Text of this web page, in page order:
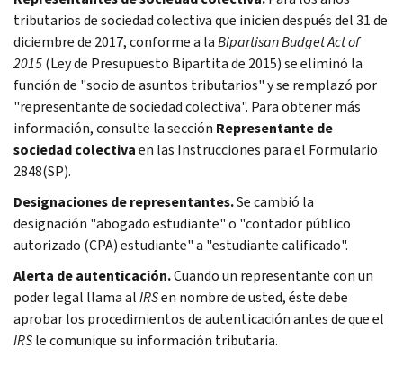
tributarios de sociedad colectiva que inicien después del 31 de
diciembre de 2017, conforme a laBipartisan Budget Act of
2015(Ley de Presupuesto Bipartita de 2015) se eliminó la
función de "socio de asuntos tributarios" y se remplazó por
"representante de sociedad colectiva". Para obtener más
información, consulte la sección Representante de
sociedad colectivaen las Instrucciones para el Formulario
2848(SP).
Designaciones de representantes.Se cambió la
designación "abogado estudiante" o "contador público
autorizado (CPA) estudiante" a "estudiante calificado".
Alerta de autenticación.Cuando un representante con un
poder legal llama alIRSen nombre de usted, éste debe
aprobar los procedimientos de autenticación antes de que el
IRSle comunique su información tributaria.